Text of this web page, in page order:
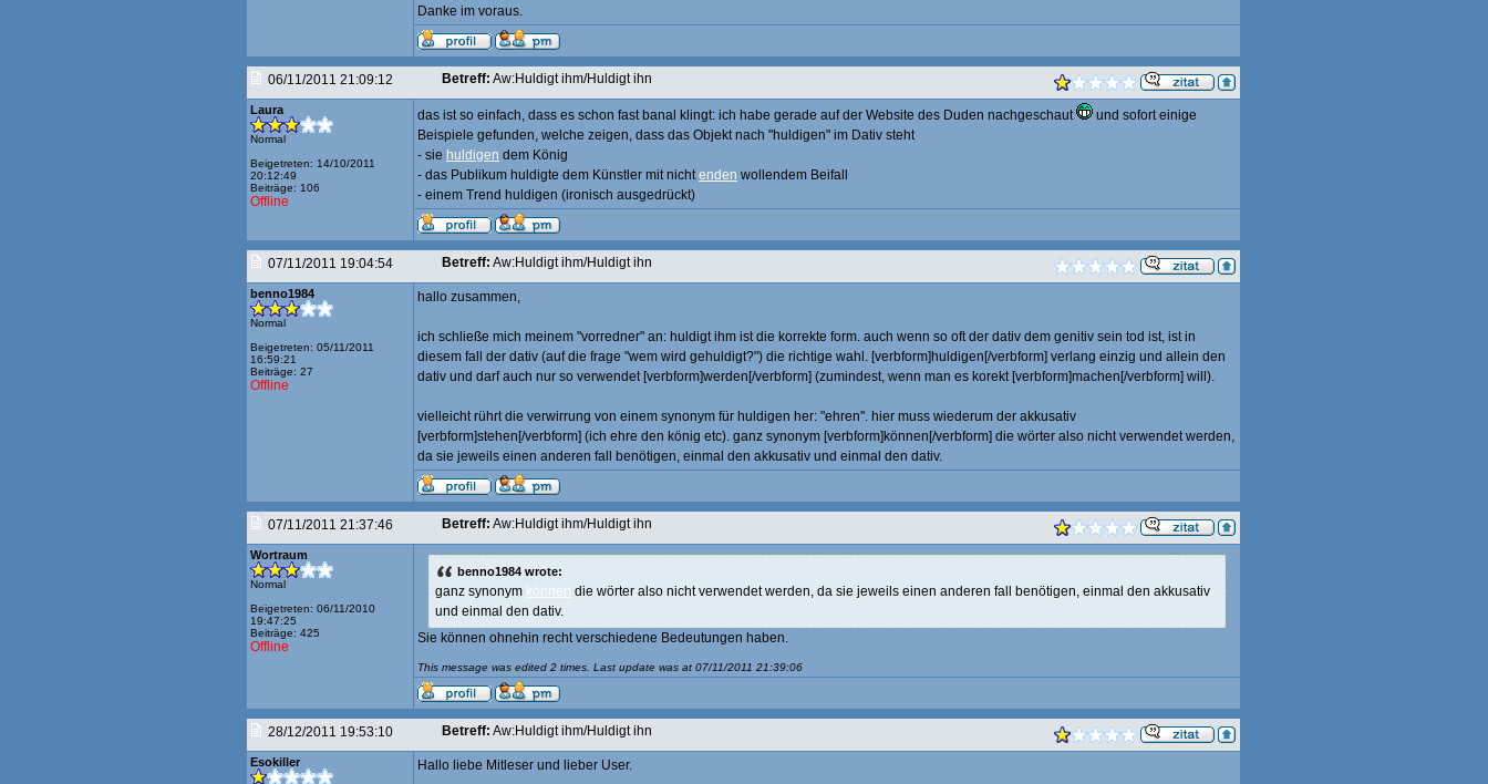
Danke im voraus.
06/11/2011 21:09:12 Betreff: Aw:Huldigt ihm/Huldigt ihn
Laura
Normal
Beigetreten: 14/10/2011
20:12:49
Beiträge: 106
Offline
das ist so einfach, dass es schon fast banal klingt: ich habe gerade auf der Website des Duden nachgeschaut
und sofort einige
Beispiele gefunden, welche zeigen, dass das Objekt nach "huldigen" im Dativ steht
- sie huldigen dem König
- das Publikum huldigte dem Künstler mit nichtenden wollendem Beifall
- einem Trend huldigen (ironisch ausgedrückt)
07/11/2011 19:04:54 Betreff: Aw:Huldigt ihm/Huldigt ihn
benno1984
Normal
Beigetreten: 05/11/2011
16:59:21
Beiträge: 27
Offline
hallo zusammen,
ich schließe mich meinem "vorredner" an: huldigt ihm ist die korrekte form. auch wenn so oft der dativ dem genitiv sein tod ist, ist in
diesem fall der dativ (auf die frage "wem wird gehuldigt?") die richtige wahl. [verbform]huldigen[/verbform] verlang einzig und allein den
dativ und darf auch nur so verwendet [verbform]werden[/verbform] (zumindest, wenn man es korekt [verbform]machen[/verbform] will).
vielleicht rührt die verwirrung von einem synonym für huldigen her: "ehren". hier muss wiederum der akkusativ
[verbform]stehen[/verbform] (ich ehre den könig etc). ganz synonym [verbform]können[/verbform] die wörter also nicht verwendet werden,
da sie jeweils einen anderen fall benötigen, einmal den akkusativ und einmal den dativ.
07/11/2011 21:37:46 Betreff: Aw:Huldigt ihm/Huldigt ihn
Wortraum
Normal
Beigetreten: 06/11/2010
19:47:25
Beiträge: 425
Offline
benno1984 wrote:
ganz synonym können die wörter also nicht verwendet werden, da sie jeweils einen anderen fall benötigen, einmal den akkusativ
und einmal den dativ.
Sie können ohnehin recht verschiedene Bedeutungen haben.
This message was edited 2 times. Last update was at 07/11/2011 21:39:06
28/12/2011 19:53:10 Betreff: Aw:Huldigt ihm/Huldigt ihn
Esokiller Hallo liebe Mitleser und lieber User.